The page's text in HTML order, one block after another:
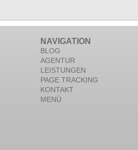
NAVIGATION
BLOG
AGENTUR
LEISTUNGEN
PAGE TRACKING
KONTAKT
MENÜ